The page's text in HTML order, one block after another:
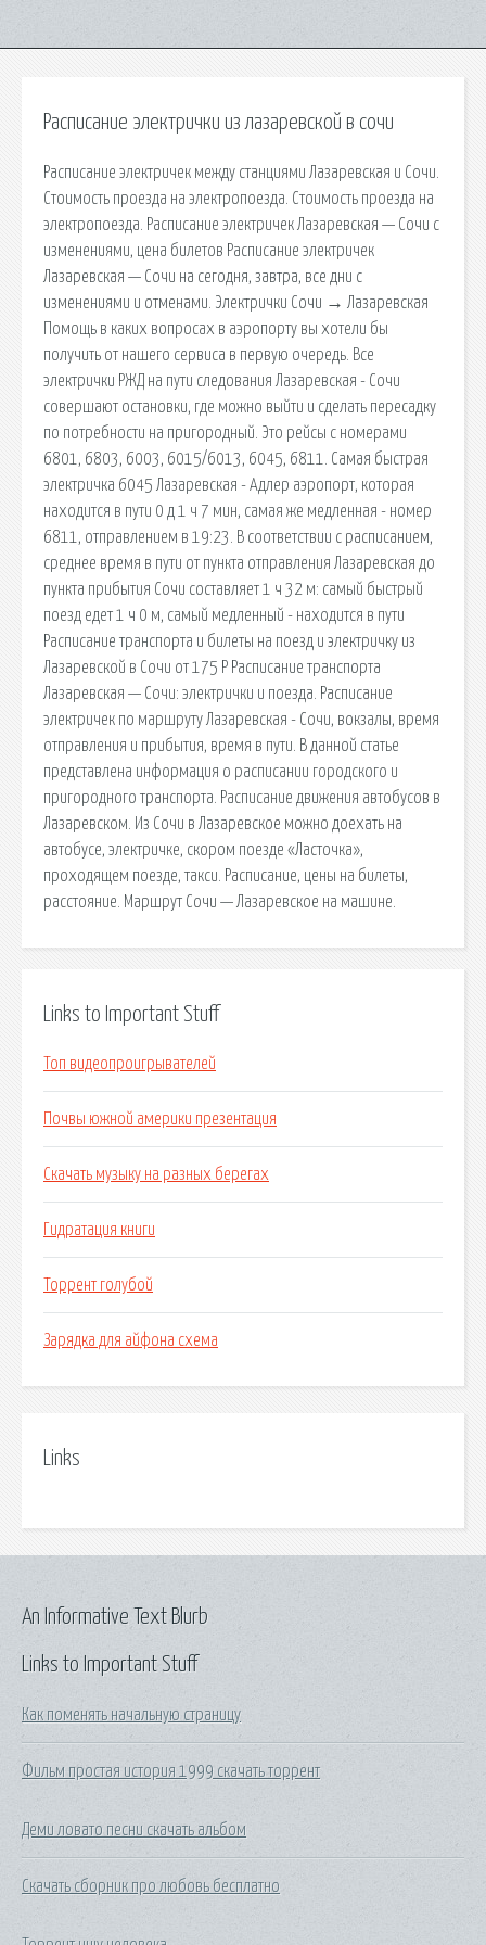
Расписание электрички из лазаревской в сочи
Расписание электричек между станциями Лазаревская и Сочи.
Стоимость проезда на электропоезда. Стоимость проезда на
электропоезда. Расписание электричек Лазаревская — Сочи с
изменениями, цена билетов Расписание электричек
Лазаревская — Сочи на сегодня, завтра, все дни с
изменениями и отменами. Электрички Сочи → Лазаревская
Помощь в каких вопросах в аэропорту вы хотели бы
получить от нашего сервиса в первую очередь. Все
электрички РЖД на пути следования Лазаревская - Сочи
совершают остановки, где можно выйти и сделать пересадку
по потребности на пригородный. Это рейсы с номерами
6801, 6803, 6003, 6015/6013, 6045, 6811. Самая быстрая
электричка 6045 Лазаревская - Адлер аэропорт, которая
находится в пути 0 д 1 ч 7 мин, самая же медленная - номер
6811, отправлением в 19:23. В соответствии с расписанием,
среднее время в пути от пункта отправления Лазаревская до
пункта прибытия Сочи составляет 1 ч 32 м: cамый быстрый
поезд едет 1 ч 0 м, cамый медленный - находится в пути
Расписание транспорта и билеты на поезд и электричку из
Лазаревской в Сочи от 175 Р Расписание транспорта
Лазаревская — Сочи: электрички и поезда. Расписание
электричек по маршруту Лазаревская - Сочи, вокзалы, время
отправления и прибытия, время в пути. В данной статье
представлена информация о расписании городского и
пригородного транспорта. Расписание движения автобусов в
Лазаревском. Из Сочи в Лазаревское можно доехать на
автобусе, электричке, скором поезде «Ласточка»,
проходящем поезде, такси. Расписание, цены на билеты,
расстояние. Маршрут Сочи — Лазаревское на машине.
Links to Important Stuff
Топ видеопроигрывателей
Почвы южной америки презентация
Скачать музыку на разных берегах
Гидратация книги
Торрент голубой
Зарядка для айфона схема
Links
Links to Important Stuff
Как поменять начальную страницу
Фильм простая история 1999 скачать торрент
Деми ловато песни скачать альбом
Скачать сборник про любовь бесплатно
An Informative Text Blurb